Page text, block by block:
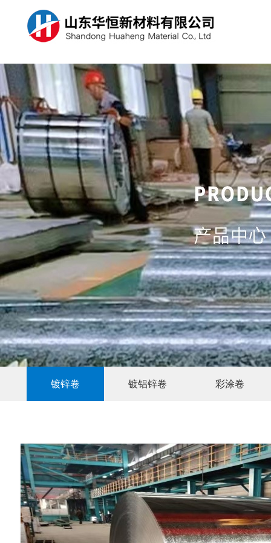
关于我们
山东华恒新材料有限公司已经发展成一家集生产、贸易一体的综
合型企业，公司除了拥有自己的生产基地，同时，还成为省内几
家大型钢铁的销售代理，公司业务日趋成熟。企业坚持以“争创
进钢铁企业、打造百年产业集团”为目标。
查看更多
产品中心
山东华恒新材料有限公司专业从事建筑建材，产品主要涉及：镀
锌板、镀铝锌板、冷轧板、彩涂板、护栏等交通设施。
查看更多
新闻资讯
华恒新材料产品销售到国内， 非洲，欧洲，美洲，中东，东南
等全球各地。
查看更多
人才招聘
公司坚持“诚信为本，顾客至上，质量优质，服务社会”的经营理
念，建立了一套完整的质量保证体系
查看更多
镀锌卷 镀铝锌卷 彩涂卷